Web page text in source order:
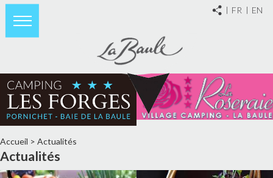
FR EN
Accueil > Actualités
Actualités